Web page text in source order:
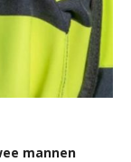
mannen